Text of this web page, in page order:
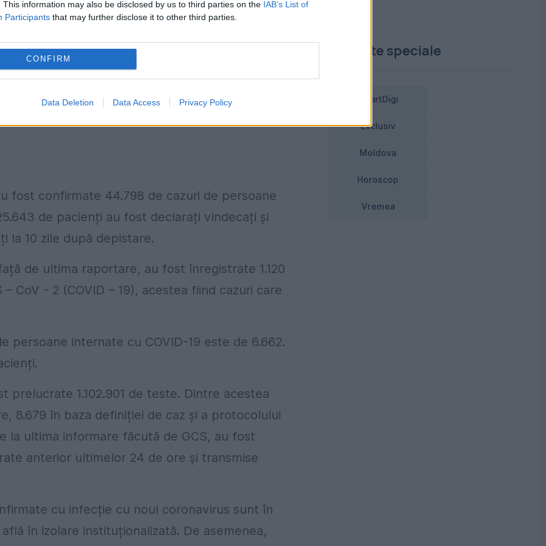
This information may also be disclosed by us to third parties on the IAB’s List of
Participants that may further disclose it to other third parties.
CONFIRM
Data Deletion Data Access Privacy Policy
generală, testaţi pozitiv în programul
Toţi pacienţii internaţi în prezent
19", a spus Rotea.
înregistrate de la începutul pandemiei a ajuns la
în ultimele 24 de ore.
fost confirmate 44.798 de cazuri de persoane
de pacienți au fost declarați vindecați și
la 10 zile după depistare.
de ultima raportare, au fost înregistrate 1.120
CoV - 2 (COVID – 19), acestea fiind cazuri care
internate cu COVID-19 este de 6.662.
prelucrate 1.102.901 de teste. Dintre acestea
8.679 în baza definiției de caz și a protocolului
la ultima informare făcută de GCS, au fost
anterior ultimelor 24 de ore și transmise
cu infecție cu noul coronavirus sunt în
în izolare instituționalizată. De asemenea,
Proiecte speciale
SmartDigi
Exclusiv
Moldova
Horoscop
Vremea